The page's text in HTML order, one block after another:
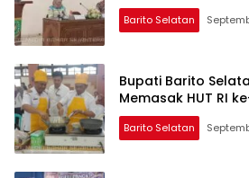
Barito Selatan
Bupati Barito
Memasak HUT RI
Barito Selatan